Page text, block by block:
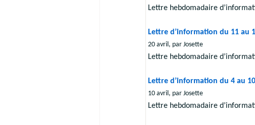
Lettre hebdomadaire
Lettre d’information du 11 au
20 avril, par Josette
Lettre hebdomadaire
Lettre d’information du 4 au
10 avril, par Josette
Lettre hebdomadaire